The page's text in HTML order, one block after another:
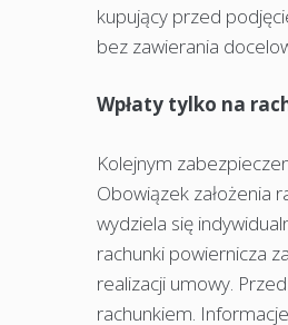
kupujący przed
bez zawierania
Wpłaty tylko na
Kolejnym
Obowiązek założenia
wydziela się
rachunki powiernicza
realizacji umowy.
rachunkiem.